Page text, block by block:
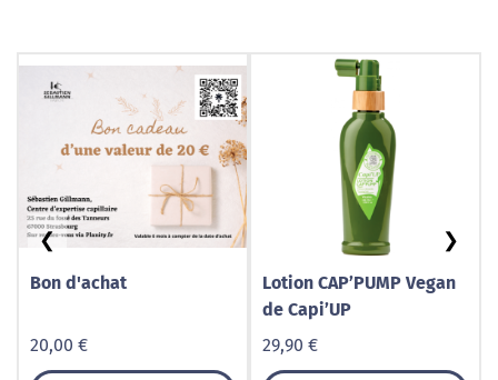
Bon d'achat
20,00 €
Lotion CAP’PUMP Vegan
de Capi’UP
29,90 €
❮ ❯